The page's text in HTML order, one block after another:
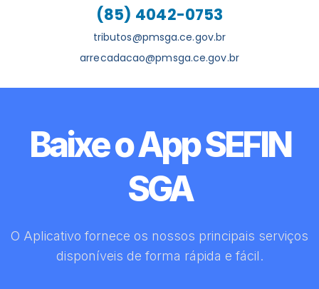
(85) 4042-0753
tributos@pmsga.ce.gov.br
arrecadacao@pmsga.ce.gov.br
Baixe o App SEFIN
SGA
O Aplicativo fornece os nossos principais serviços
disponíveis de forma rápida e fácil.